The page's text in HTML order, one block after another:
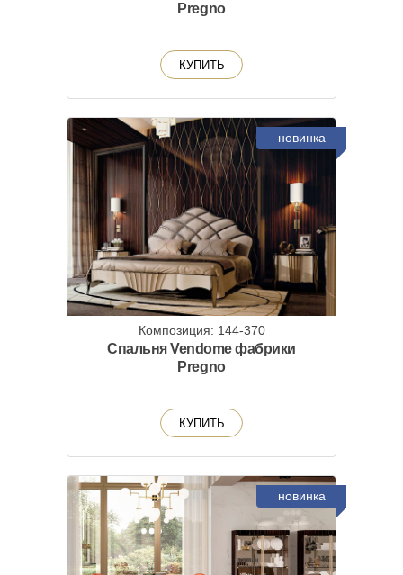
Pregno
КУПИТЬ
новинка
Композиция: 144-370
Спальня Vendome фабрики
Pregno
КУПИТЬ
новинка